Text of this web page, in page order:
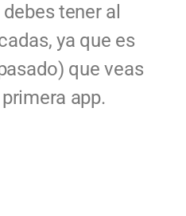
tener al
ya que es
que veas
app.